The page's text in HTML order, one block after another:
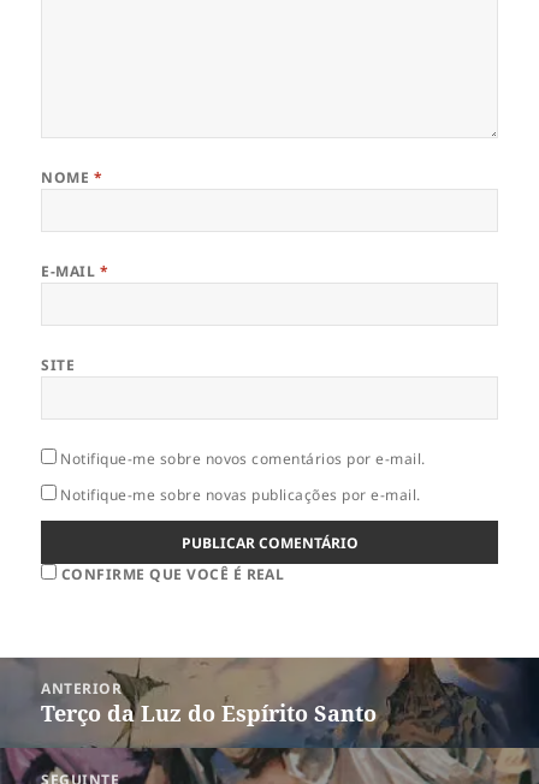
NOME *
E-MAIL *
SITE
Notifique-me sobre novos comentários por e-mail.
Notifique-me sobre novas publicações por e-mail.
CONFIRME QUE VOCÊ É REAL
ANTERIOR
Post
anterior:
Terço da Luz do Espírito Santo
SEGUINTE